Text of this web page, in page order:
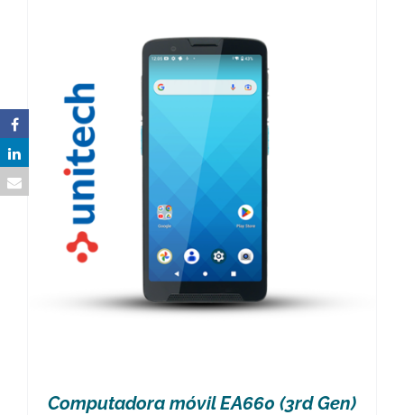
Computadora móvil EA660 (3rd Gen)